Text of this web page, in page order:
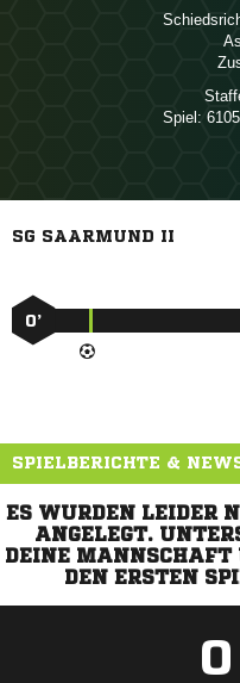
Spiel:
SG SAARMUND II
0’
SPIELBERICHTE &
ES WURDEN LEIDER
ANGELEGT.
DEINE MANNSCHAFT
DEN ERSTEN
0